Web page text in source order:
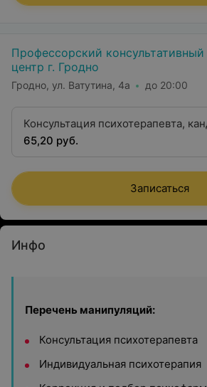
Профессорский консультативный
центр г. Гродно
Гродно, ул. Ватутина, 4а до 20:00
Консультация психотерапевта,
медицинских наук
65,20 руб.
Записаться
Инфо
Перечень манипуляций:
Консультация психотерапевта
Индивидуальная психотерапия